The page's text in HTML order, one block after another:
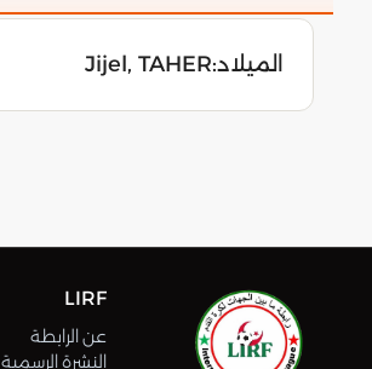
الميلاد:Jijel, TAHER
LIRF
عن الرابطة
النشرة الرسمية